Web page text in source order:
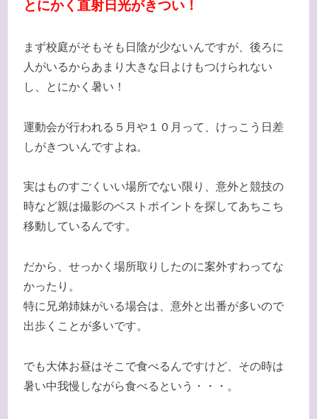
とにかく直射日光がきつい！
まず校庭がそもそも日陰が少ないんですが、後ろに
人がいるからあまり大きな日よけもつけられない
し、とにかく暑い！
運動会が行われる５月や１０月って、けっこう日差
しがきついんですよね。
実はものすごくいい場所でない限り、意外と競技の
時など親は撮影のベストポイントを探してあちこち
移動しているんです。
だから、せっかく場所取りしたのに案外すわってな
かったり。
特に兄弟姉妹がいる場合は、意外と出番が多いので
出歩くことが多いです。
でも大体お昼はそこで食べるんですけど、その時は
暑い中我慢しながら食べるという・・・。